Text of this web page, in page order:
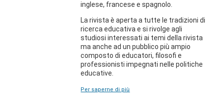
inglese, francese e spagnolo.
La rivista è aperta a tutte le tradizioni di
ricerca educativa e si rivolge agli
studiosi interessati ai temi della rivista
ma anche ad un pubblico più ampio
composto di educatori, filosofi e
professionisti impegnati nelle politiche
educative.
Per saperne di più